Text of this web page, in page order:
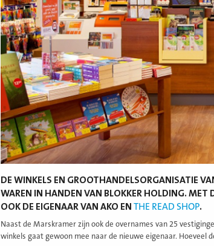
DE WINKELS EN GROOTHANDELSORGANISATIE
WAREN IN HANDEN VAN BLOKKER HOLDING. MET
OOK DE EIGENAAR VAN AKO EN THE READ SHOP.
Naast de Marskramer zijn ook de overnames van 25
winkels gaat gewoon mee naar de nieuwe eigenaar. Hoeveel